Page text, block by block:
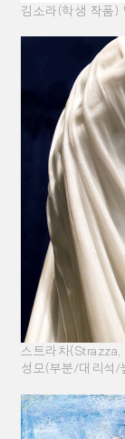
김소라(학생 작품
스트라차
성모(부분/대리석